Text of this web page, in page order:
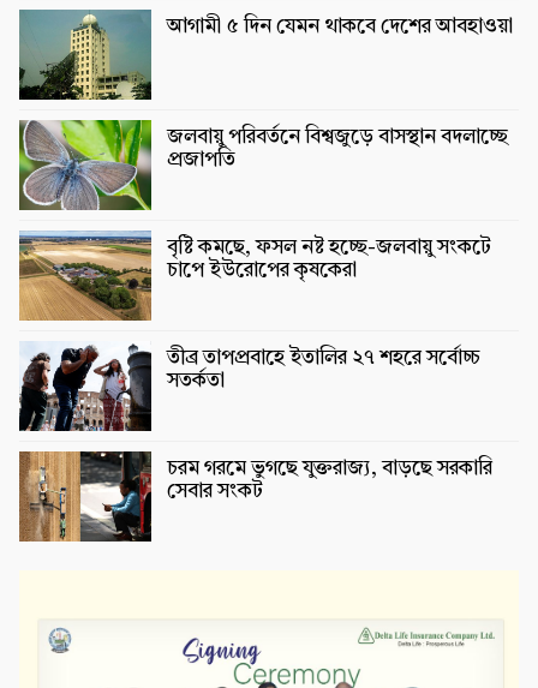
আগামী ৫ দিন যেমন থাকবে দেশের আবহাওয়া
জলবায়ু পরিবর্তনে বিশ্বজুড়ে বাসস্থান বদলাচ্ছে
প্রজাপতি
বৃষ্টি কমছে, ফসল নষ্ট হচ্ছে-জলবায়ু সংকটে
চাপে ইউরোপের কৃষকেরা
তীব্র তাপপ্রবাহে ইতালির ২৭ শহরে সর্বোচ্চ
সতর্কতা
চরম গরমে ভুগছে যুক্তরাজ্য, বাড়ছে সরকারি
সেবার সংকট